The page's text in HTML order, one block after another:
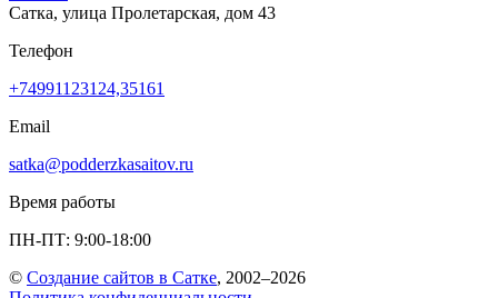
Сатка, улица Пролетарская, дом 43
Телефон
+74991123124,35161
Email
satka@podderzkasaitov.ru
Время работы
ПН-ПТ: 9:00-18:00
© Создание сайтов в Сатке, 2002–2026